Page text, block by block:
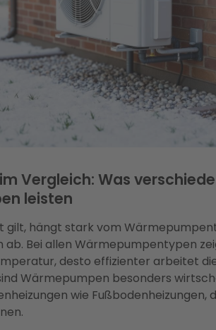
Vergleich: Was
leisten
gilt, hängt stark vom
Bei allen Wärmepumpentypen
desto effizienter arbeitet
Wärmepumpen besonders
wie Fußbodenheizungen,